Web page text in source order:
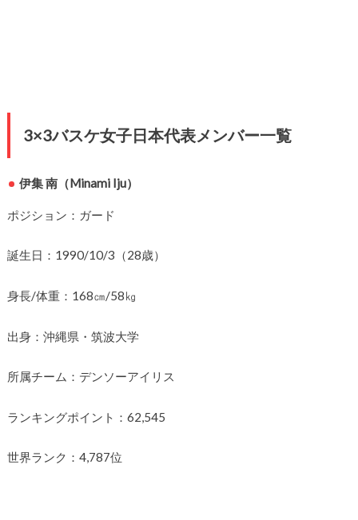
3×3バスケ女子日本代表メンバー一覧
伊集 南（Minami Iju）
ポジション：ガード
誕生日：1990/10/3（28歳）
身長/体重：168㎝/58㎏
出身：沖縄県・筑波大学
所属チーム：デンソーアイリス
ランキングポイント：62,545
世界ランク：4,787位